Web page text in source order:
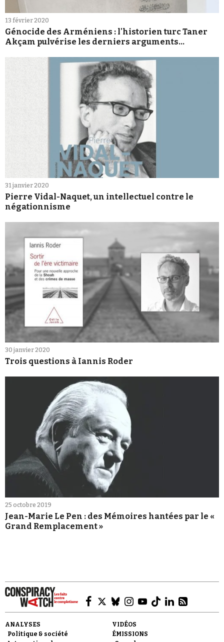
13 février 2020
Génocide des Arméniens : l'historien turc Taner
Akçam pulvérise les derniers arguments
31 janvier 2020
Pierre Vidal-Naquet, un intellectuel contre le
négationnisme
30 janvier 2020
Trois questions à Iannis Roder
25 octobre 2019
Jean-Marie Le Pen : des Mémoires hantées par le «
Grand Remplacement »
ANALYSES
Politique & société
VIDÉOS
ÉMISSIONS